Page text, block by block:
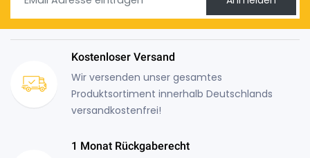
Kostenloser Versand
Wir versenden unser gesamtes
Produktsortiment innerhalb Deutschlands
versandkostenfrei!
1 Monat Rückgaberecht